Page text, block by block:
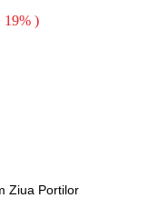
19% )
Ziua Portilor